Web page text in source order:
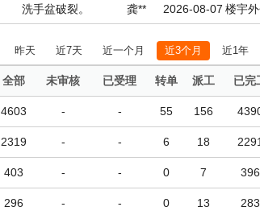
洗手盆破裂。 龚** 2026-08-07
昨天 近7天 近一个月 近3个月 近1年
全部 未审核 已受理 转单 派工 已完
4603 - - 55 156
2319 - - 6 18 2291
403 - - 0 7 396
296 - - 0 13 283